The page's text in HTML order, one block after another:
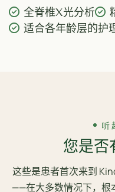
全脊椎X光分析
适合各年龄层的护
听
您是否
这些是患者首次来到
——在大多数情况下，根